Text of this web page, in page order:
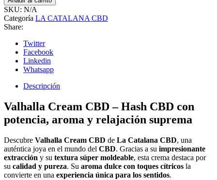
SKU: N/A
Categoría LA CATALANA CBD
Share:
Twitter
Facebook
Linkedin
Whatsapp
Descripción
Valhalla Cream CBD – Hash CBD con
potencia, aroma y relajación suprema
Descubre Valhalla Cream CBD de La Catalana CBD, una
auténtica joya en el mundo del CBD. Gracias a su impresionante
extracción y su textura súper moldeable, esta crema destaca por
su calidad y pureza. Su aroma dulce con toques cítricos la
convierte en una experiencia única para los sentidos.